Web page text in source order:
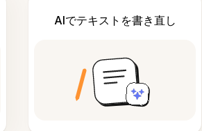
AIでテキストを書き直し